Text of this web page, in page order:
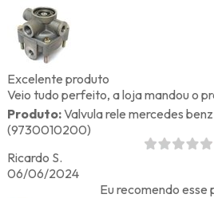
Excelente produto
Veio tudo perfeito, a loja mandou o
Produto:Valvula rele mercedes benz
(9730010200)
Ricardo S.
06/06/2024
Eu recomendo esse